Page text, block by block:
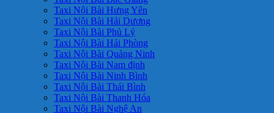
Taxi Nội Bài Hưng Yên
Taxi Nội Bài Hải Dương
Taxi Nội Bài Phủ Lý
Taxi Nội Bài Hải Phòng
Taxi Nội Bài Quảng Ninh
Taxi Nội Bài Nam định
Taxi Nội Bài Ninh Bình
Taxi Nội Bài Thái Bình
Taxi Nội Bài Thanh Hóa
Taxi Nội Bài Nghệ An